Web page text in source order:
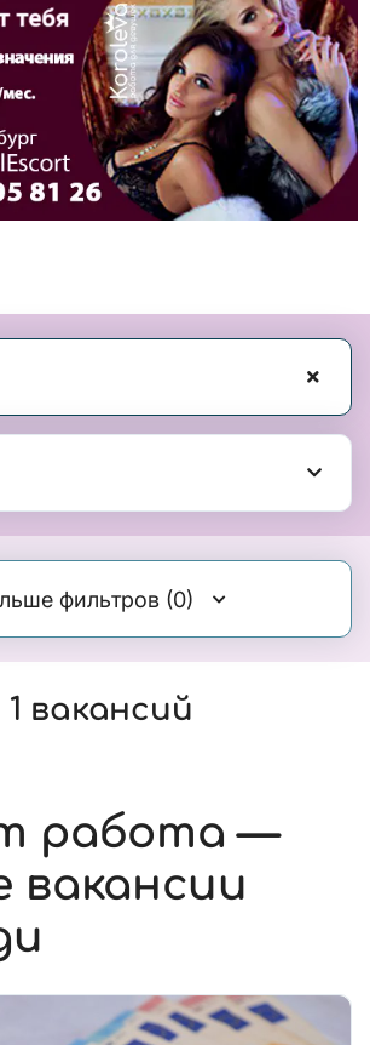
фильтров (0)
вакансий
работа —
вакансии